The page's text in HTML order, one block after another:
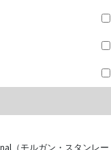
（モルガン・スタンレ